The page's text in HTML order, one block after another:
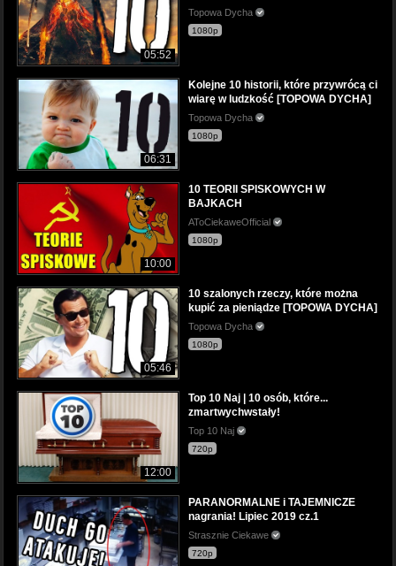
05:52
Topowa Dycha
1080p
06:31
Kolejne 10 historii, które przywrócą ci
wiarę w ludzkość [TOPOWA DYCHA]
Topowa Dycha
1080p
10:00
10 TEORII SPISKOWYCH W
BAJKACH
AToCiekaweOfficial
1080p
05:46
10 szalonych rzeczy, które można
kupić za pieniądze [TOPOWA DYCHA]
Topowa Dycha
1080p
12:00
Top 10 Naj | 10 osób, które...
zmartwychwstały!
Top 10 Naj
720p
PARANORMALNE i TAJEMNICZE
nagrania! Lipiec 2019 cz.1
Strasznie Ciekawe
720p